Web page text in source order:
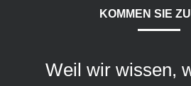
KOMMEN SIE
Weil wir wissen,